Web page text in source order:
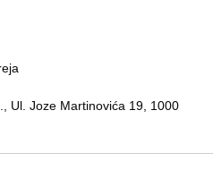
Ul. Joze Martinovića 19, 1000